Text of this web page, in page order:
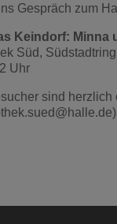
Gespräch zum
Keindorf: Minna
Süd,
Uhr
sind